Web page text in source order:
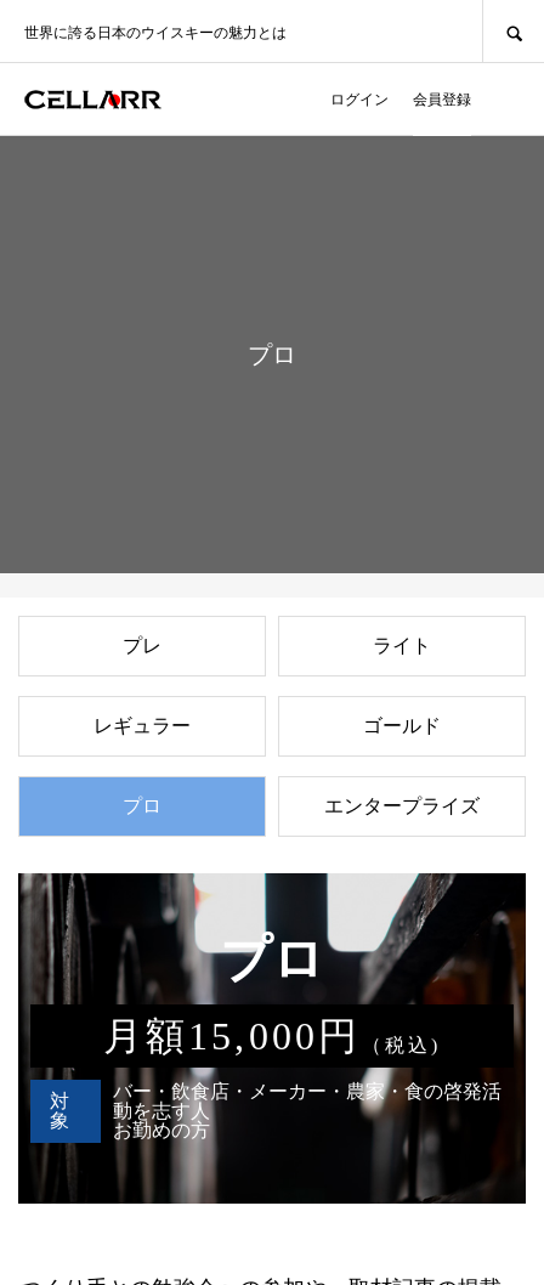
世界に誇る日本のウイスキーの魅力とは
ログイン 会員登録
プロ
プレ ライト
レギュラー ゴールド
プロ エンタープライズ
プロ
月額15,000円 （税込)
対
象
バー・飲食店・メーカー・農家・食の啓発活
動を志す人
お勤めの方